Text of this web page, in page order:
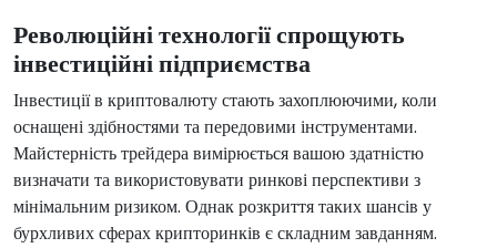
Революційні технології спрощують
інвестиційні підприємства
Інвестиції в криптовалюту стають захоплюючими, коли
оснащені здібностями та передовими інструментами.
Майстерність трейдера вимірюється вашою здатністю
визначати та використовувати ринкові перспективи з
мінімальним ризиком. Однак розкриття таких шансів у
бурхливих сферах крипторинків є складним завданням.